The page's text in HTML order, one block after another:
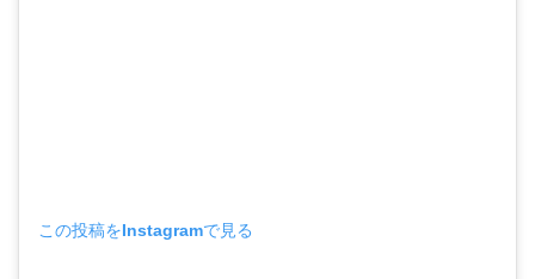
この投稿をInstagramで見る